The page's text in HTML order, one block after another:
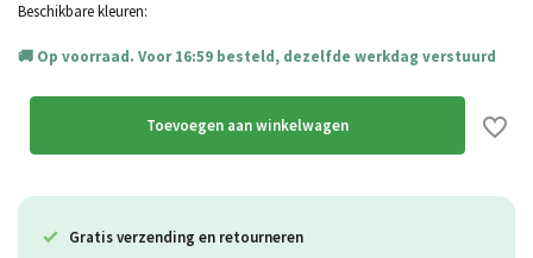
Uitverkocht
Uitverkocht
Beschikbare kleuren:
Op voorraad. Voor 16:59 besteld, dezelfde werkdag verstuurd
Toevoegen aan winkelwagen
Gratis verzending en retourneren